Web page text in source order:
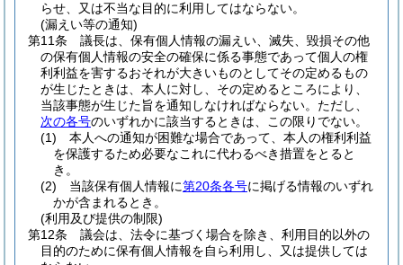
らせ、又は不当な目的に利用してはならない。
(漏えい等の通知)
第11条
議長は、保有個人情報の漏えい、滅失、毀損その他
の保有個人情報の安全の確保に係る事態であって個人の権
利利益を害するおそれが大きいものとしてその定めるもの
が生じたときは、本人に対し、その定めるところにより、
当該事態が生じた旨を通知しなければならない。 ただし、
次の各号のいずれかに該当するときは、この限りでない。
(1)
本人への通知が困難な場合であって、本人の権利利益
を保護するため必要なこれに代わるべき措置をとると
き。
(2)
当該保有個人情報に第20条各号に掲げる情報のいずれ
かが含まれるとき。
(利用及び提供の制限)
第12条
議会は、法令に基づく場合を除き、利用目的以外の
目的のために保有個人情報を自ら利用し、又は提供しては